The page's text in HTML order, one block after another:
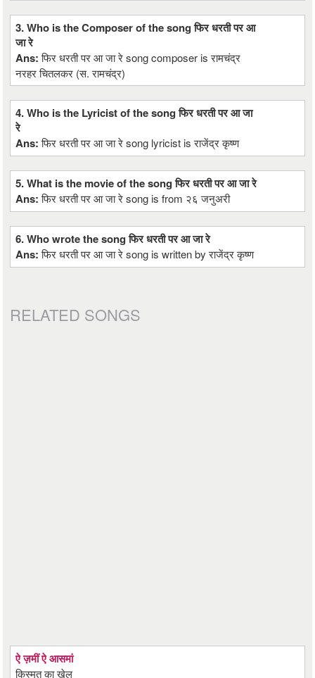
3. Who is the Composer of the song फिर धरती पर आ
जा रे
Ans:फिर धरती पर आ जा रे song composer is रामचंद्र
नरहर चितलकर (स. रामचंद्र)
4. Who is the Lyricist of the song फिर धरती पर आ जा
रे
Ans:फिर धरती पर आ जा रे song lyricist is राजेंद्र कृष्ण
5. What is the movie of the song फिर धरती पर आ जा रे
Ans:फिर धरती पर आ जा रे song is from २६ जनुअरी
6. Who wrote the song फिर धरती पर आ जा रे
Ans:फिर धरती पर आ जा रे song is written by राजेंद्र कृष्ण
RELATED SONGS
ऐ ज़मीं ऐ आसमां
किस्मत का खेल